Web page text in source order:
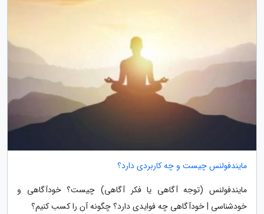
مایندفولنس چیست و چه کاربردی دارد؟
مایندفولنس (توجه آگاهی یا فکر آگاهی) چیست؟ خودآگاهی و
خودشناسی | خودآگاهی چه فوایدی دارد؟ چگونه آن را کسب کنیم؟